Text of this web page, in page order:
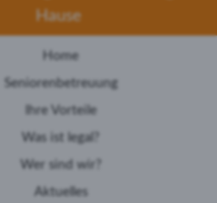
Hause
Home
Seniorenbetreuung
Ihre Vorteile
Was ist legal?
Wer sind wir?
Aktuelles